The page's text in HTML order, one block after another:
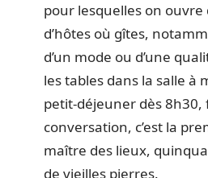
pour lesquelles on ouvre
d’hôtes où gîtes,
d’un mode ou d’une
les tables dans la salle à
petit-déjeuner dès 8h30,
conversation, c’est la
maître des lieux,
de vieilles pierres.